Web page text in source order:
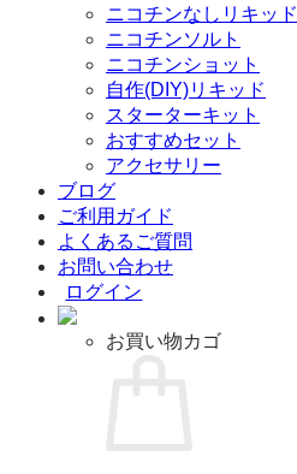
ニコチンなしリキッド
ニコチンソルト
ニコチンショット
自作(DIY)リキッド
スターターキット
おすすめセット
アクセサリー
ブログ
ご利用ガイド
よくあるご質問
お問い合わせ
ログイン
お買い物カゴ